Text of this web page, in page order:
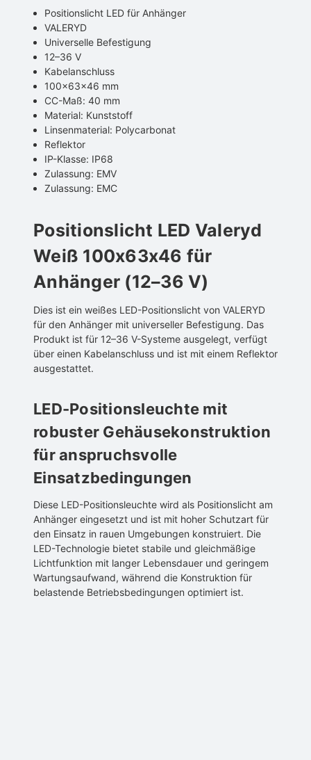
Positionslicht LED für Anhänger
VALERYD
Universelle Befestigung
12–36 V
Kabelanschluss
100x63x46 mm
CC-Maß: 40 mm
Material: Kunststoff
Linsenmaterial: Polycarbonat
Reflektor
IP-Klasse: IP68
Zulassung: EMV
Zulassung: EMC
Positionslicht LED Valeryd
Weiß 100x63x46 für
Anhänger (12–36 V)
Dies ist ein weißes LED-Positionslicht von VALERYD
für den Anhänger mit universeller Befestigung. Das
Produkt ist für 12–36 V-Systeme ausgelegt, verfügt
über einen Kabelanschluss und ist mit einem Reflektor
ausgestattet.
LED-Positionsleuchte mit
robuster Gehäusekonstruktion
für anspruchsvolle
Einsatzbedingungen
Diese LED-Positionsleuchte wird als Positionslicht am
Anhänger eingesetzt und ist mit hoher Schutzart für
den Einsatz in rauen Umgebungen konstruiert. Die
LED-Technologie bietet stabile und gleichmäßige
Lichtfunktion mit langer Lebensdauer und geringem
Wartungsaufwand, während die Konstruktion für
belastende Betriebsbedingungen optimiert ist.